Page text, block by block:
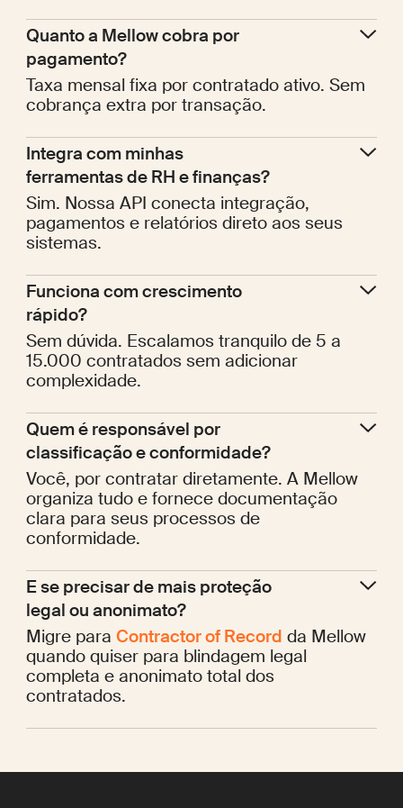
Quanto a Mellow cobra por
pagamento?
Taxa mensal fixa por contratado ativo. Sem
cobrança extra por transação.
Integra com minhas
ferramentas de RH e finanças?
Sim. Nossa API conecta integração,
pagamentos e relatórios direto aos seus
sistemas.
Funciona com crescimento
rápido?
Sem dúvida. Escalamos tranquilo de 5 a
15.000 contratados sem adicionar
complexidade.
Quem é responsável por
classificação e conformidade?
Você, por contratar diretamente. A Mellow
organiza tudo e fornece documentação
clara para seus processos de
conformidade.
E se precisar de mais proteção
legal ou anonimato?
Migre para Contractor of Record da Mellow
quando quiser para blindagem legal
completa e anonimato total dos
contratados.